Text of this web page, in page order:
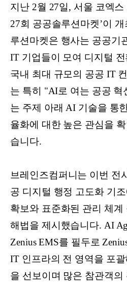
지난 2월 27일, 서울 코엑스
27회 공공솔루션마켓’이
루션마켓은 행사는 공공기
IT 기업들이 모여 디지털
국내 최대 규모의 공공 IT
는 특히 "AI로 여는 공공 혁
는 주제 아래 AI 기술을 통
율화에 대한 높은 관심을
습니다.
브레인즈컴퍼니는 이번 전
공 디지털 행정 고도화 기
확보와 표준화된 관리 체계
해법을 제시했습니다. AI
Zenius EMS를 필두로
IT 인프라의 전 영역을 포
을 선보이며 많은 참관객의